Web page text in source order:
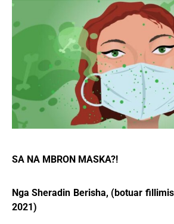
SA NA MBRON MASKA?!
Nga Sheradin Berisha, (botuar
2021)